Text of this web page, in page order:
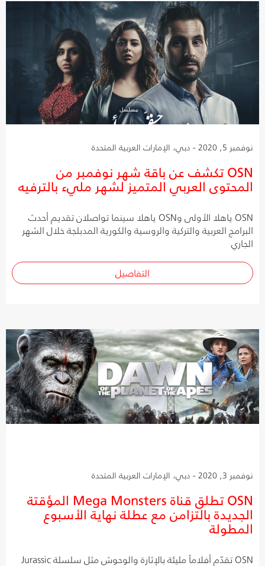
نوفمبر 5, 2020 - دبي، الإمارات العربية المتحدة
OSN تكشف عن باقة شهر نوفمبر من
المحتوى العربي المتميز لشهر مليء بالترفيه
OSN ياهلا الأولى وOSN ياهلا سينما تواصلان تقديم أحدث
البرامج العربية والتركية والروسية والكورية المدبلجة خلال الشهر
الجاري
التفاصيل
نوفمبر 3, 2020 - دبي، الإمارات العربية المتحدة
OSN تطلق قناة Mega Monsters المؤقتة
الجديدة بالتزامن مع عطلة نهاية الأسبوع
المطولة
OSN تقدّم أفلاماً مليئة بالإثارة والوحوش مثل سلسلة Jurassic